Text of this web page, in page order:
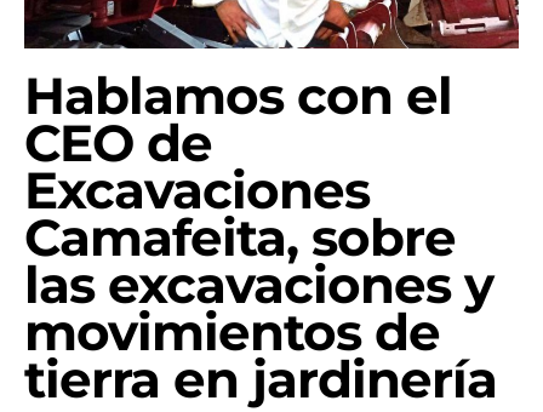
Hablamos con el
CEO de
Excavaciones
Camafeita, sobre
las excavaciones y
movimientos de
tierra en jardinería